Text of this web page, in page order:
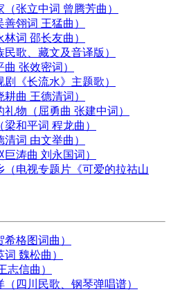
张立中词 曾腾芳曲）
翎词 王猛曲）
词 邵长友曲）
歌、藏文及音译版）
张效密词）
《长流水》主题歌）
曲 王德清词）
物（屈勇曲 张建中词）
和平词 程龙曲）
词 由文举曲）
涛曲 刘永国词）
（电视专题片《可爱的拉祜山
格图词曲）
魏松曲）
志信曲）
四川民歌、钢琴弹唱谱）